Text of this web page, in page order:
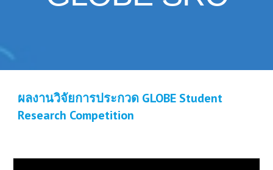
ผลงานวิจัยการประกวด GLOBE Student
Research Competition